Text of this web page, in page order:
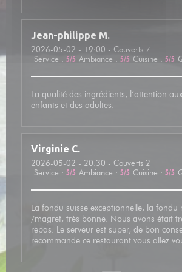
Jean-philippe M
2026-05-02 - 19:00 - Couverts 7
Service : 5/5 Ambiance : 5/5 Cuisine : 5/5
La qualité des ingrédients, l’attention
enfants et des adultes.
Virginie C
2026-05-02 - 20:30 - Couverts 2
Service : 5/5 Ambiance : 5/5 Cuisine : 5/5
La fondu suisse exceptionnelle, la
/magret, très bonne. Nous avons était
repas. Le serveur est super, de bon
recommande ce restaurant vous allez